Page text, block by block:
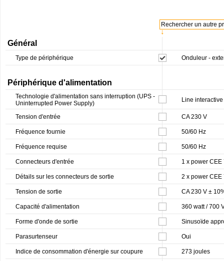
↓
Rechercher un autre
Général
Type de périphérique Onduleur -
Périphérique d'alimentation
Technologie d'alimentation sans interruption (UPS -
Uninterrupted Power Supply)
Line interactive
Tension d'entrée CA 230 V
Fréquence fournie 50/60 Hz
Fréquence requise 50/60 Hz
Connecteurs d'entrée 1 x power CEE
Détails sur les connecteurs de sortie 2 x power CEE
Tension de sortie CA 230 V ±
Capacité d'alimentation 360 watt / 700
Forme d'onde de sortie Sinusoïde
Parasurtenseur Oui
Indice de consommation d'énergie sur coupure 273 joules